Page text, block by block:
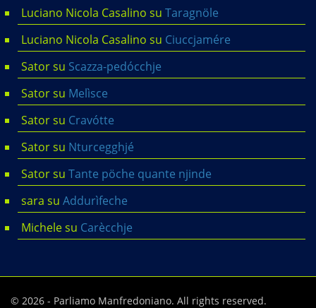
Luciano Nicola Casalino su Taragnöle
Luciano Nicola Casalino su Ciuccjamére
Satorsu Scazza-pedócchje
Satorsu Melìsce
Satorsu Cravótte
Satorsu Nturcegghjé
Satorsu Tante pöche quante njinde
sara su Addurìfeche
Michelesu Carècchje
© 2026 - Parliamo Manfredoniano. All rights reserved.